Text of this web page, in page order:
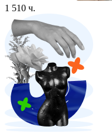
1 510 ч.